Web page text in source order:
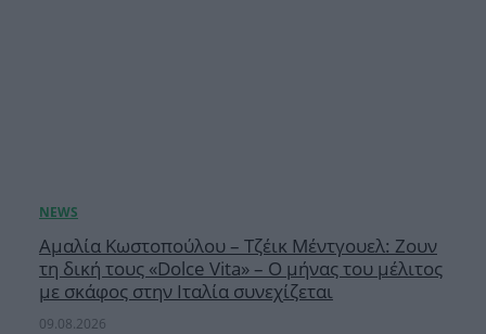
Αμαλία Κωστοπούλου – Τζέικ Μέντγουελ: Ζουν
τη δική τους «Dolce Vita» – Ο μήνας του μέλιτος
με σκάφος στην Ιταλία συνεχίζεται
09.08.2026